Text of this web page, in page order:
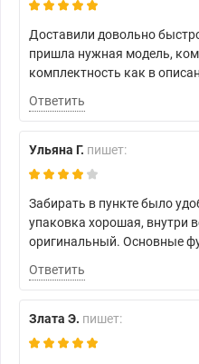
Доставили довольно
пришла нужная модель,
комплектность как в
Ответить
Ульяна Г. пишет:
Забирать в пункте было
упаковка хорошая, внутри
оригинальный. Основные
Ответить
Злата Э. пишет: